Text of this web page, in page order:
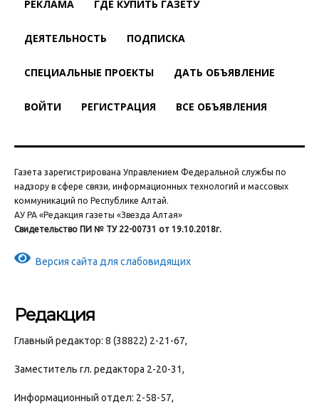
РЕКЛАМА ГДЕ КУПИТЬ ГАЗЕТУ
ДЕЯТЕЛЬНОСТЬ ПОДПИСКА
СПЕЦИАЛЬНЫЕ ПРОЕКТЫ ДАТЬ ОБЪЯВЛЕНИЕ
ВОЙТИ РЕГИСТРАЦИЯ ВСЕ ОБЪЯВЛЕНИЯ
Газета зарегистрирована Управлением Федеральной службы по
надзору в сфере связи, информационных технологий и массовых
коммуникаций по Республике Алтай.
АУ РА «Редакция газеты «Звезда Алтая»
Свидетельство ПИ № ТУ 22-00731 от 19.10.2018г.
Версия сайта для слабовидящих
Редакция
Главный редактор: 8 (38822) 2-21-67,
Заместитель гл. редактора 2-20-31,
Информационный отдел: 2-58-57,